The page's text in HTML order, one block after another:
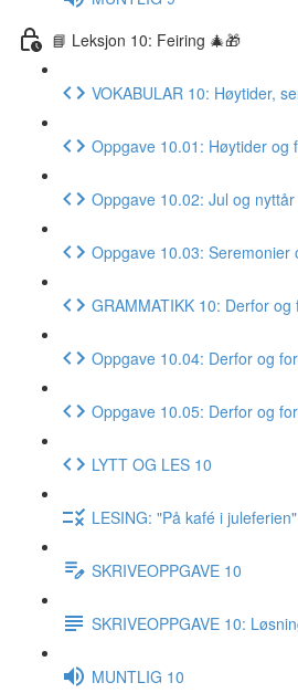
📘 Leksjon 10: Feiring 🎄🎁
VOKABULAR 10: Høytider,
Oppgave 10.01: Høytider og
Oppgave 10.02: Jul og nyttår
Oppgave 10.03: Seremonier
GRAMMATIKK 10: Derfor og
Oppgave 10.04: Derfor og
Oppgave 10.05: Derfor og
LYTT OG LES 10
LESING: "På kafé i juleferien"
SKRIVEOPPGAVE 10
SKRIVEOPPGAVE 10:
MUNTLIG 10